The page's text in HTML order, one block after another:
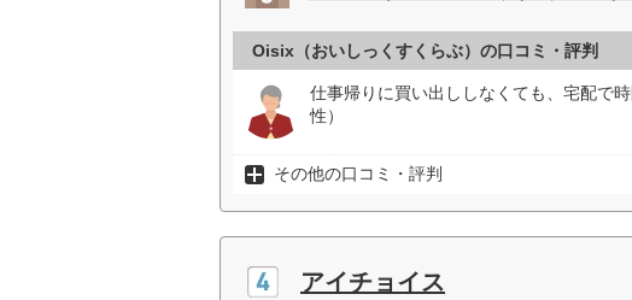
Oisix（おいしっくすくらぶ）の口コミ・評判
仕事帰りに買い出ししなくても、宅配で
性）
その他の口コミ・評判
アイチョイス